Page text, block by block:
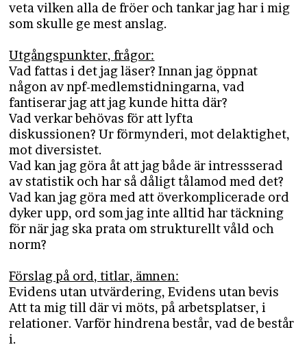
veta vilken alla de fröer och tankar jag har i mig
som skulle ge mest anslag.
Utgångspunkter, frågor:
Vad fattas i det jag läser? Innan jag öppnat
någon av npf-medlemstidningarna, vad
fantiserar jag att jag kunde hitta där?
Vad verkar behövas för att lyfta
diskussionen? Ur förmynderi, mot delaktighet,
mot diversistet.
Vad kan jag göra åt att jag både är intressserad
av statistik och har så dåligt tålamod med det?
Vad kan jag göra med att överkomplicerade ord
dyker upp, ord som jag inte alltid har täckning
för när jag ska prata om strukturellt våld och
norm?
Förslag på ord, titlar, ämnen:
Evidens utan utvärdering, Evidens utan bevis
Att ta mig till där vi möts, på arbetsplatser, i
relationer. Varför hindrena består, vad de består
i.